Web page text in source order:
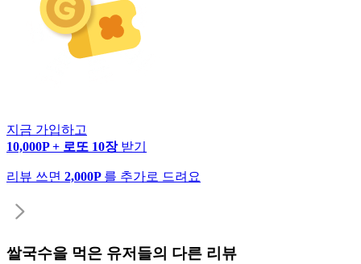
지금 가입하고
10,000P + 로또 10장 받기
리뷰 쓰면 2,000P 를 추가로 드려요
쌀국수을 먹은 유저들의 다른 리뷰